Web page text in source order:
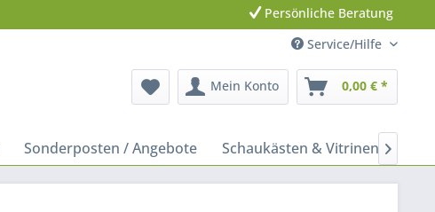
Persönliche Beratung
Service/Hilfe
Mein Konto 0,00 € *
Sonderposten / Angebote Schaukästen & Vitrinen 